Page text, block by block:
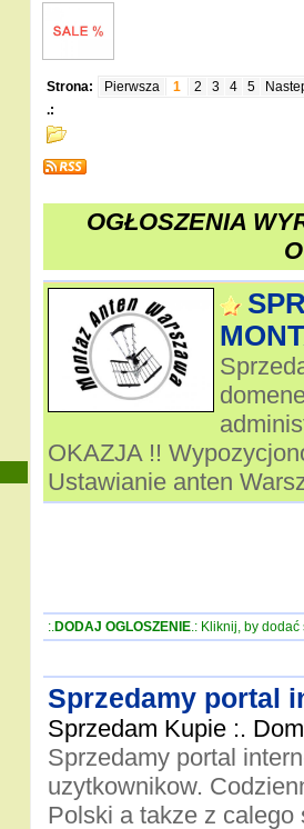
Strona: Pierwsza 1 2 3 4 5
.:
OGŁOSZENIA
OKAZJA !!
Ustawianie anten
:.DODAJ OGLOSZENIE.: Kliknij, by dodać
Sprzedamy portal
Sprzedam Kupie :.
Sprzedamy portal
uzytkownikow.
Polski a takze z